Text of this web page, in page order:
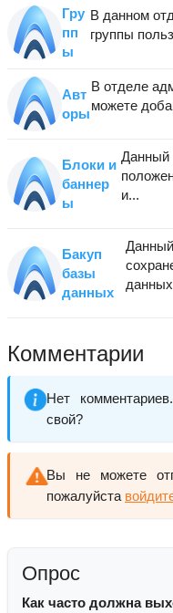
Гру
пп
ы
В данном
группы
Авт
оры
В отделе
можете
Блоки и
баннер
ы
Данный
и...
Бакуп
базы
данных
Комментарии
Нет
свой?
Вы не можете
пожалуйста
Опрос
Как часто должна